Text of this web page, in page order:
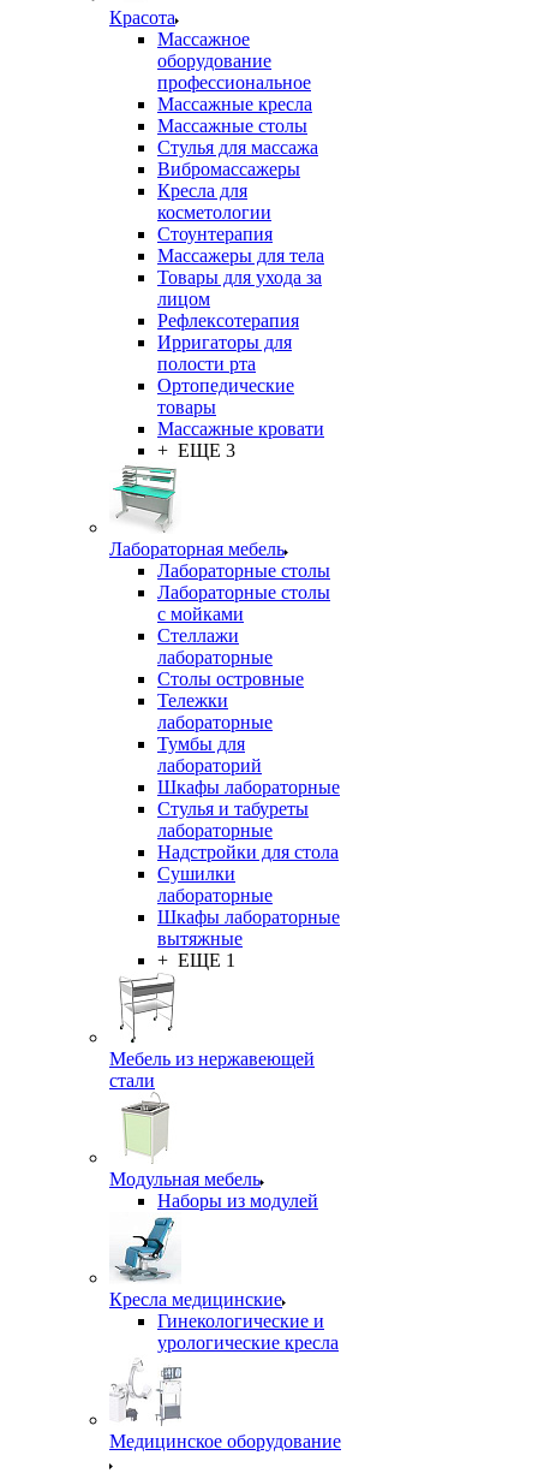
Красота
Массажное
оборудование
профессиональное
Массажные кресла
Массажные столы
Стулья для массажа
Вибромассажеры
Кресла для
косметологии
Стоунтерапия
Массажеры для тела
Товары для ухода за
лицом
Рефлексотерапия
Ирригаторы для
полости рта
Ортопедические
товары
Массажные кровати
+ ЕЩЕ 3
Лабораторная мебель
Лабораторные столы
Лабораторные столы
с мойками
Стеллажи
лабораторные
Столы островные
Тележки
лабораторные
Тумбы для
лабораторий
Шкафы лабораторные
Стулья и табуреты
лабораторные
Надстройки для стола
Сушилки
лабораторные
Шкафы лабораторные
вытяжные
+ ЕЩЕ 1
Мебель из нержавеющей
стали
Модульная мебель
Наборы из модулей
Кресла медицинские
Гинекологические и
урологические кресла
Медицинское оборудование